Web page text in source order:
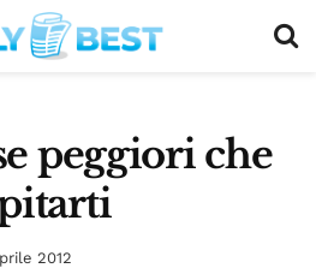
peggiori che
2012